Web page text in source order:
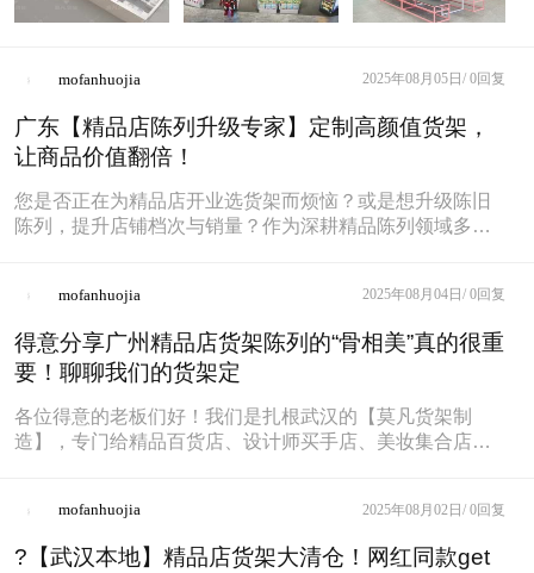
mofanhuojia 2025年08月05日/ 0回复
广东【精品店陈列升级专家】定制高颜值货架，
让商品价值翻倍！
您是否正在为精品店开业选货架而烦恼？或是想升级陈旧
陈列，提升店铺档次与销量？作为深耕精品陈列领域多年
mofanhuojia 2025年08月04日/ 0回复
得意分享广州精品店货架陈列的“骨相美”真的很重
要！聊聊我们的货架定
各位得意的老板们好！我们是扎根武汉的【莫凡货架制
造】，专门给精品百货店、设计师买手店、美妆集合店、
mofanhuojia 2025年08月02日/ 0回复
?【武汉本地】精品店货架大清仓！网红同款get